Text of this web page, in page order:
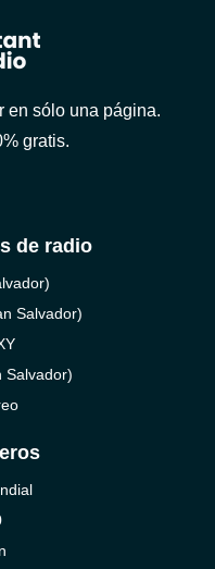
en sólo una página.
gratis.
de radio
Salvador)
Salvador)